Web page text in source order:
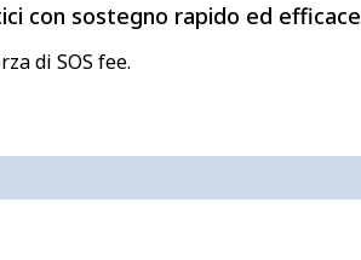
con sostegno rapido ed efficace
di SOS fee.